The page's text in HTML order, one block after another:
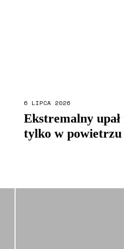
6 LIPCA 2026
Ekstremalny upał
tylko w powietrzu